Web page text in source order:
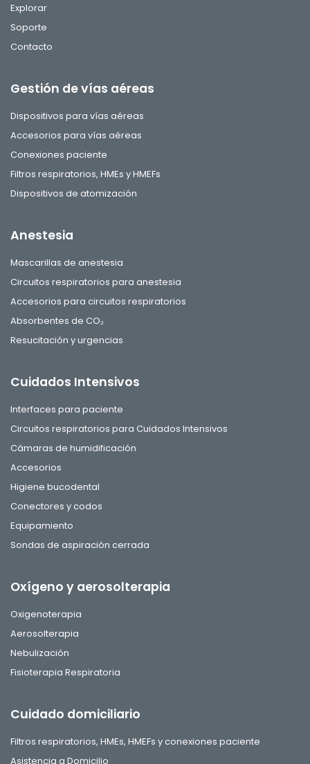
Explorar
Soporte
Contacto
Gestión de vías aéreas
Dispositivos para vías aéreas
Accesorios para vías aéreas
Conexiones paciente
Filtros respiratorios, HMEs y HMEFs
Dispositivos de atomización
Anestesia
Mascarillas de anestesia
Circuitos respiratorios para anestesia
Accesorios para circuitos respiratorios
Absorbentes de CO₂
Resucitación y urgencias
Cuidados Intensivos
Interfaces para paciente
Circuitos respiratorios para Cuidados Intensivos
Cámaras de humidificación
Accesorios
Higiene bucodental
Conectores y codos
Equipamiento
Sondas de aspiración cerrada
Oxígeno y aerosolterapia
Oxigenoterapia
Aerosolterapia
Nebulización
Fisioterapia Respiratoria
Cuidado domiciliario
Filtros respiratorios, HMEs, HMEFs y conexiones paciente
Asistencia a Domicilio